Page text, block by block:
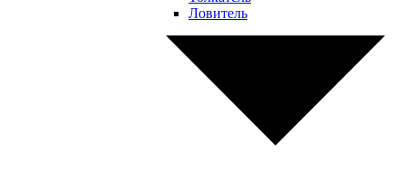
Ловитель